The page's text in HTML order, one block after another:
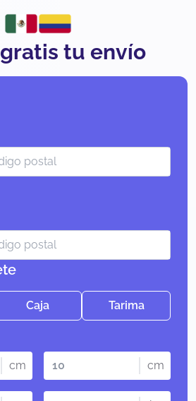
tu envío
Caja Tarima
cm cm